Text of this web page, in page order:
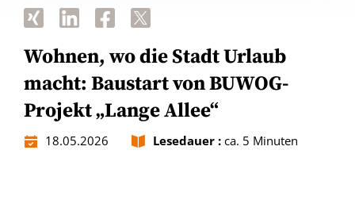
Wohnen, wo die Stadt Urlaub
macht: Baustart von BUWOG-
Projekt „Lange Allee“
18.05.2026 Lesedauer : ca. 5 Minuten